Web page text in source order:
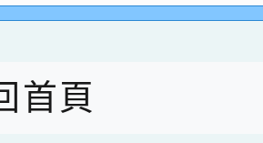
師林老師
瑛教師榮獲教
語-第二名
獲科學小創客佳
首頁